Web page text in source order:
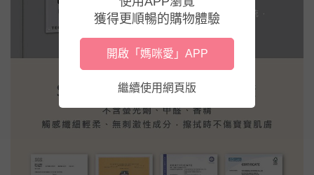
獲得更順暢的購物體驗
開啟「媽咪愛」APP
繼續使用網頁版